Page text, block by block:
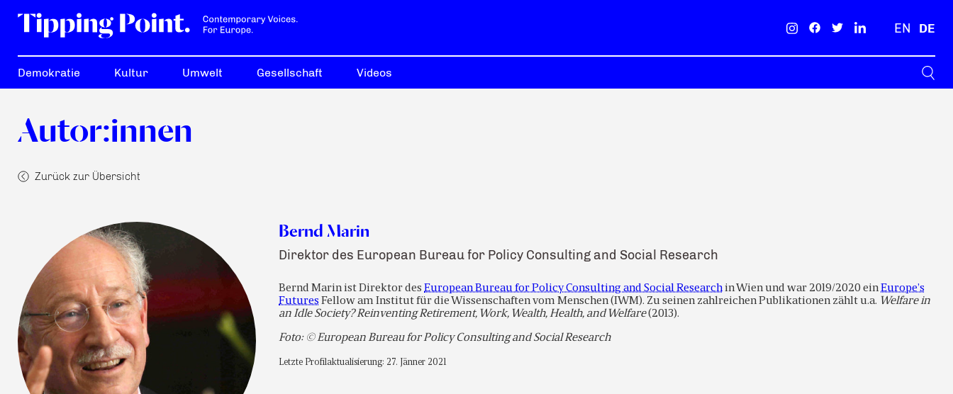
EN DE
Demokratie Kultur Umwelt Gesellschaft Videos
Autor:innen
Zurück zur Übersicht
Bernd Marin
Direktor des European Bureau for Policy Consulting and Social Research
Bernd Marin ist Direktor des European Bureau for Policy Consulting and Social Researchin Wien und war 2019/2020 einEurope’s
Futures Fellow am Institut für die Wissenschaften vom Menschen (IWM). Zu seinen zahlreichen Publikationen zählt u.a. Welfare in
an Idle Society? Reinventing Retirement, Work, Wealth, Health, and Welfare(2013).
Foto: © European Bureau for Policy Consulting and Social Research
Letzte Profilaktualisierung: 27. Jänner 2021